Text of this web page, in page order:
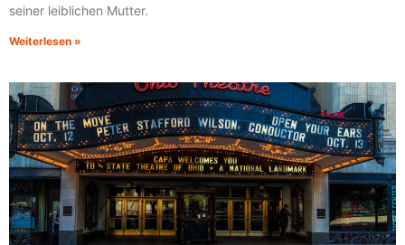
seiner leiblichen Mutter.
Weiterlesen »